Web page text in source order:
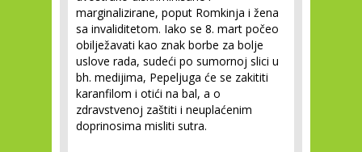
marginalizirane, poput Romkinja i žena
sa invaliditetom. Iako se 8. mart počeo
obilježavati kao znak borbe za bolje
uslove rada, sudeći po sumornoj slici u
bh. medijima, Pepeljuga će se zakititi
karanfilom i otići na bal, a o
zdravstvenoj zaštiti i neuplaćenim
doprinosima misliti sutra.